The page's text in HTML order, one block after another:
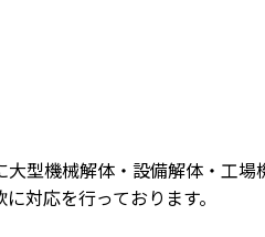
機械解体・設備解体・工場
対応を行っております。